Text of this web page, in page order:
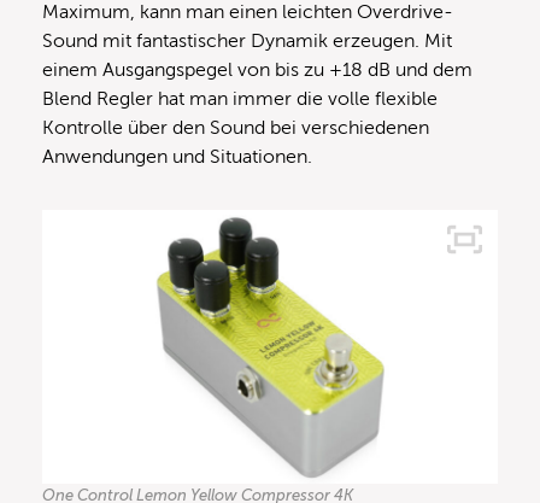
Maximum, kann man einen leichten Overdrive-
Sound mit fantastischer Dynamik erzeugen. Mit
einem Ausgangspegel von bis zu +18 dB und dem
Blend Regler hat man immer die volle flexible
Kontrolle über den Sound bei verschiedenen
Anwendungen und Situationen.
One Control Lemon Yellow Compressor 4K